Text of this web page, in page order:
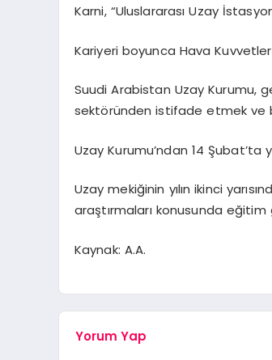
Karni, “Uluslararası Uzay
Kariyeri boyunca Hava
Suudi Arabistan Uzay Kurumu,
sektöründen istifade etmek ve
Uzay Kurumu’ndan 14
Uzay mekiğinin yılın ikinci
araştırmaları konusunda eğitim
Kaynak: A.A.
Yorum Yap